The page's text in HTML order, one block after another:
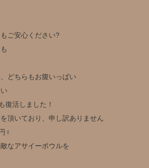
ご安心ください?
どちらもお腹いっぱい
復活しました！
頂いており、申し訳ありません
‍♀️
なアサイーボウルを